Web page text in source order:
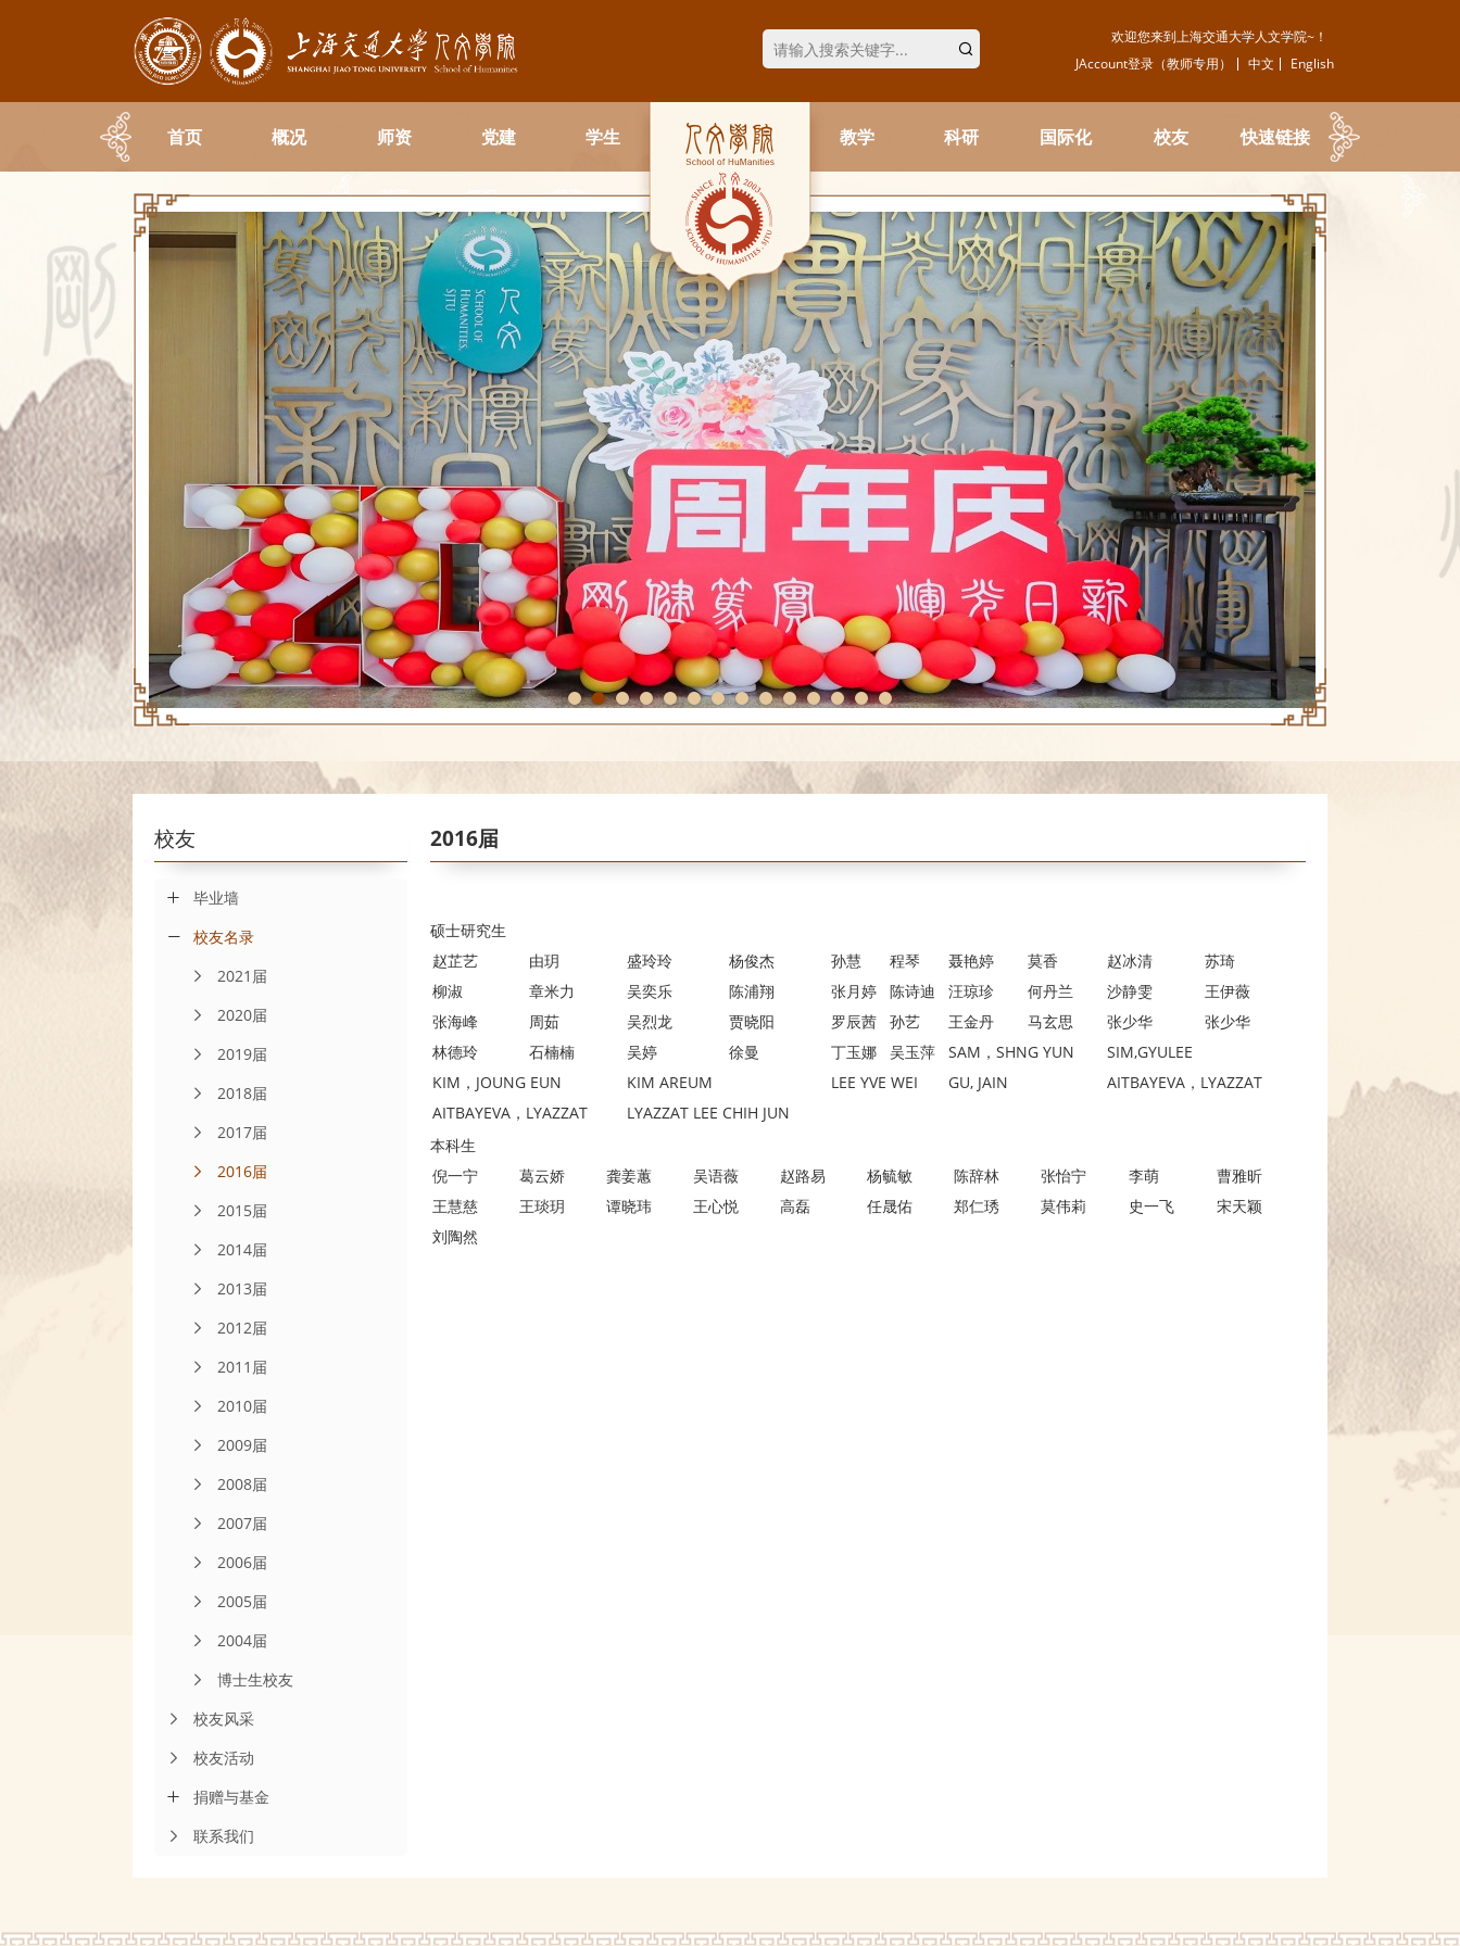
欢迎您来到上海交通大学人文学院~！
JAccount登录（教师专用）
中文 English
首页 概况 师资 党建 学生 教学 科研 国际化 校友 快速链接
1 2 3 4 5 6 7 8 9 10 11 12 13 14
校友
毕业墙
校友名录
2021届
2020届
2019届
2018届
2017届
2016届
2015届
2014届
2013届
2012届
2011届
2010届
2009届
2008届
2007届
2006届
2005届
2004届
博士生校友
校友风采
校友活动
捐赠与基金
联系我们
2016届
硕士研究生
赵芷艺
由玥 盛玲玲 杨俊杰 孙慧 程琴 聂艳婷 莫香 赵冰清
苏琦
柳淑
章米力 吴奕乐 陈浦翔 张月婷 陈诗迪 汪琼珍 何丹兰 沙静雯
王伊薇
张海峰
周茹 吴烈龙 贾晓阳 罗辰茜 孙艺 王金丹 马玄思 张少华
张少华
林德玲
石楠楠 吴婷 徐曼 丁玉娜 吴玉萍 SAM，SHNG YUN
SIM,GYULEE
KIM，JOUNG EUN
KIM AREUM LEE YVE WEI GU, JAIN
AITBAYEVA，LYAZZAT
AITBAYEVA，LYAZZAT
LYAZZAT LEE CHIH JUN
本科生
倪一宁
葛云娇 龚姜蕙 吴语薇 赵路易 杨毓敏 陈辞林 张怡宁 李萌
曹雅昕
王慧慈
王琰玥 谭晓玮 王心悦 高磊 任晟佑 郑仁琇 莫伟莉 史一飞
宋天颖
刘陶然